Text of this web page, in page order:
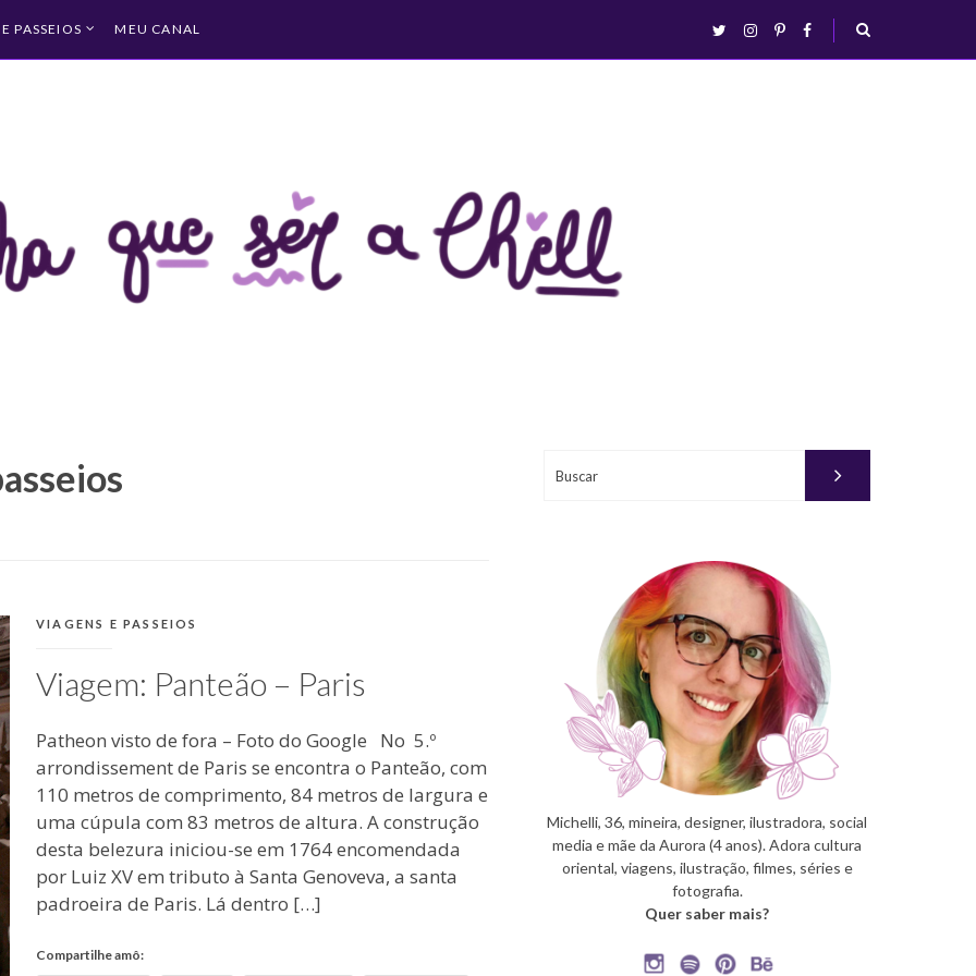
PASSEIOS MEU CANAL twitterinstagram
pinterestfacebook
busca
CATEGORIAS:
VIAGENS E PASSEIOS
Viagem: Panteão – Paris
Patheon visto de fora – Foto do Google No 5.º
arrondissement de Paris se encontra o Panteão, com
110 metros de comprimento, 84 metros de largura e
uma cúpula com 83 metros de altura. A construção
desta belezura iniciou-se em 1764 encomendada
por Luiz XV em tributo à Santa Genoveva, a santa
padroeira de Paris. Lá dentro […]
Compartilhe amô:
Michelli, 36, mineira, designer, ilustradora, social
media e mãe da Aurora (4 anos). Adora cultura
oriental, viagens, ilustração, filmes, séries e
fotografia.
Quer saber mais?